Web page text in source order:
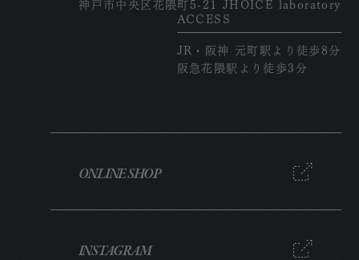
ACCESS
JR・阪神 元町駅より徒歩8分
阪急花隈駅より徒歩3分
ONLINE SHOP
INSTAGRAM